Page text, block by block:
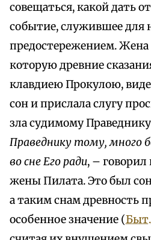
совещаться, какой дать
событие, служившее для
предостережением. Жена
которую древние
клавдиею Прокулою,
сон и прислала слугу
зла судимому
Праведнику тому, много
во сне Его ради, –
жены Пилата. Это был
а таким снам древность
особенное значение (Быт.